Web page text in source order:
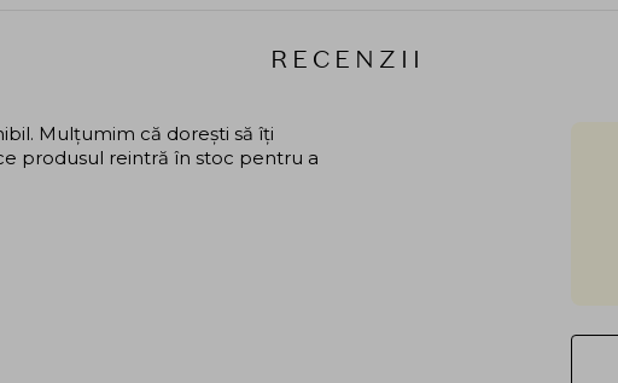
RECENZII
Mulțumim că dorești să îți
produsul reintră în stoc pentru a